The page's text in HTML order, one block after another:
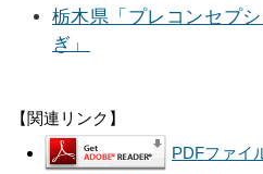
栃木県「プレコンセプ
ぎ」
【関連リンク】
PDFファイ